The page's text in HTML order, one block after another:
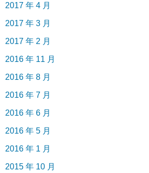
2017 年 4 月
2017 年 3 月
2017 年 2 月
2016 年 11 月
2016 年 8 月
2016 年 7 月
2016 年 6 月
2016 年 5 月
2016 年 1 月
2015 年 10 月